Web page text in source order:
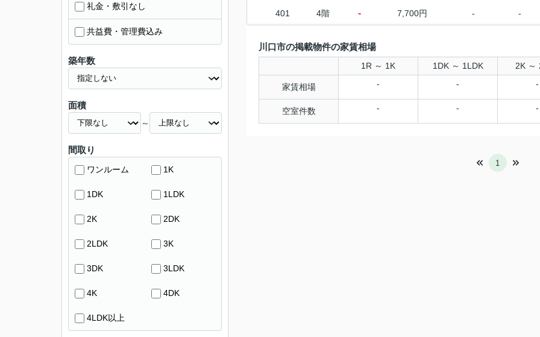
401 4階 - 7,700円 - -
川口市の掲載物件の家賃相場
1R ～ 1K 1DK ～ 1LDK 2K ～
家賃相場 - - -
空室件数 - - -
1
礼金・敷引なし
共益費・管理費込み
築年数
面積
～
間取り
ワンルーム 1K
1DK 1LDK
2K 2DK
2LDK 3K
3DK 3LDK
4K 4DK
4LDK以上